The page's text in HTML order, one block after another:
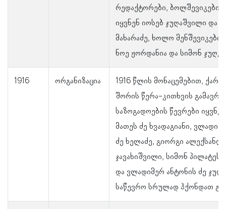
რედაქტორები, ბოლშევიკების
იყვნენ იოსებ ჯუღაშვილი და
მახარაძე, ხოლო
ნოე ჟორდანია და სიმონ
1916 ორგანიზაცია
1916 წლის მონაცემებით,
შორის წერა-კითხვის
საზოგადოების წევრები
მათეს ძე ხვადაგიანი,
ძე ხელაძე, გიორგი
ჯავახიშვილი, სიმონ პილატეს
და ვლადიმერ ანტონის ძე
საწევრო სრულად ჰქონდათ